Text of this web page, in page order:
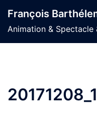
au
contenu
François
Animation & Spectacle